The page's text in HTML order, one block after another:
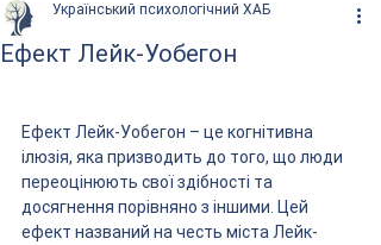
Ефект Лейк-Уобегон
Український психологічний ХАБ
Ефект Лейк-Уобегон – це когнітивна
ілюзія, яка призводить до того, що люди
переоцінюють свої здібності та
досягнення порівняно з іншими. Цей
ефект названий на честь міста Лейк-